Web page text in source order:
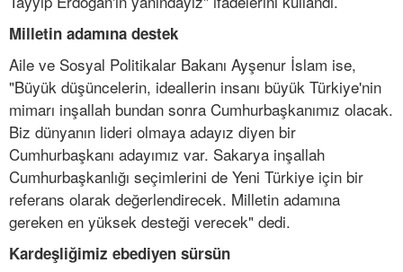
Milletin adamına destek
Aile ve Sosyal Politikalar Bakanı Ayşenur İslam ise,
"Büyük düşüncelerin, ideallerin insanı büyük Türkiye'nin
mimarı inşallah bundan sonra Cumhurbaşkanımız olacak.
Biz dünyanın lideri olmaya adayız diyen bir
Cumhurbaşkanı adayımız var. Sakarya inşallah
Cumhurbaşkanlığı seçimlerini de Yeni Türkiye için bir
referans olarak değerlendirecek. Milletin adamına
gereken en yüksek desteği verecek" dedi.
Kardeşliğimiz ebediyen sürsün